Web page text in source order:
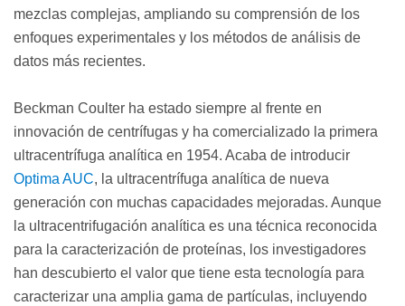
mezclas complejas, ampliando su comprensión de los
enfoques experimentales y los métodos de análisis de
datos más recientes.
Beckman Coulter ha estado siempre al frente en
innovación de centrífugas y ha comercializado la primera
ultracentrífuga analítica en 1954. Acaba de introducir
Optima AUC, la ultracentrífuga analítica de nueva
generación con muchas capacidades mejoradas. Aunque
la ultracentrifugación analítica es una técnica reconocida
para la caracterización de proteínas, los investigadores
han descubierto el valor que tiene esta tecnología para
caracterizar una amplia gama de partículas, incluyendo